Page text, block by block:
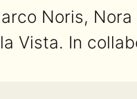
Noris,
Vista. In